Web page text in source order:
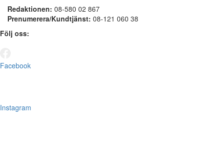
Redaktionen: 08-580 02 867
Prenumerera/Kundtjänst: 08-121 060 38
Följ oss:
Facebook
Instagram